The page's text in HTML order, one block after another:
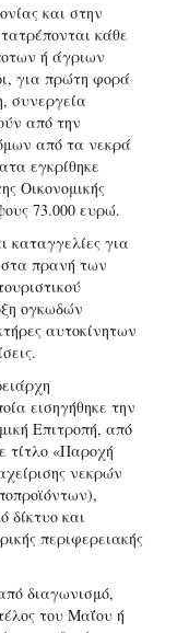
και στην
κάθε
ή άγριων
για πρώτη φορά
συνεργεία
από την
από τα νεκρά
εγκρίθηκε
Οικονομικής
73.000 ευρώ.
καταγγελίες για
πρανή των
ογκωδών
αυτοκίνητων
εισηγήθηκε την
Επιτροπή, από
τίτλο «Παροχή
νεκρών
δίκτυο και
περιφερειακής
διαγωνισμό,
του Μαΐου ή